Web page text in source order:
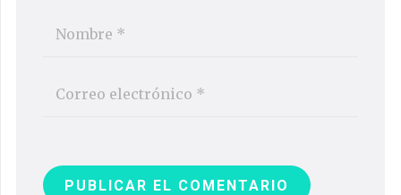
PUBLICAR EL COMENTARIO